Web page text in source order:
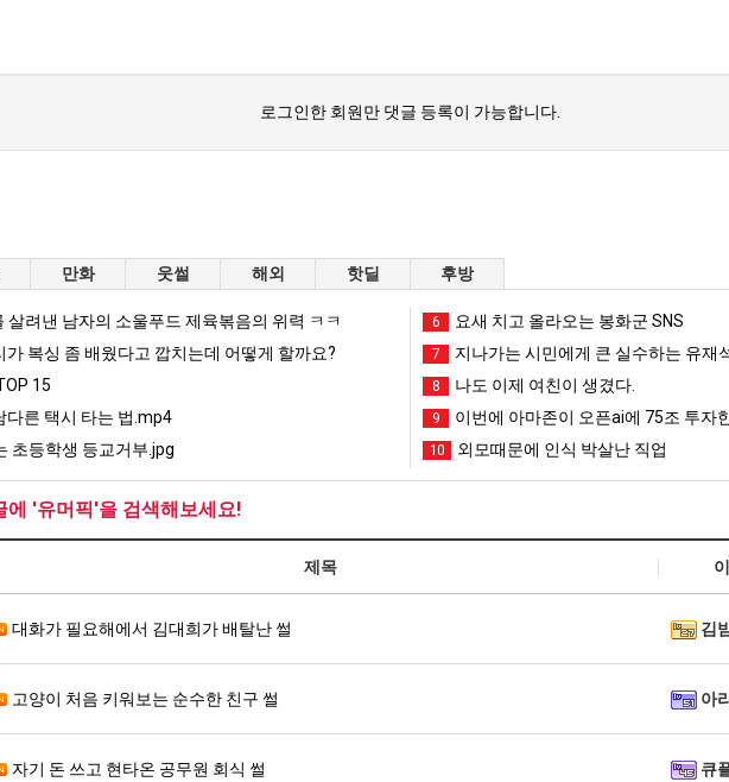
로그인한 회원만 댓글 등록이 가능합니다.
만화 웃썰 해외 핫딜 후방
살려낸 남자의 소울푸드 제육볶음의 위력 ㅋㅋ
가 복싱 좀 배웠다고 깝치는데 어떻게 할까요?
15
다른 택시 타는 법.mp4
초등학생 등교거부.jpg
6 요새 치고 올라오는 봉화군 SNS
7 지나가는 시민에게 큰 실수하는 유재
8 나도 이제 여친이 생겼다.
9 이번에 아마존이 오픈ai에 75조 투자
10 외모때문에 인식 박살난 직업
'유머픽'을 검색해보세요!
제목
대화가 필요해에서 김대희가 배탈난 썰 김
고양이 처음 키워보는 순수한 친구 썰 아
자기 돈 쓰고 현타온 공무원 회식 썰 큐